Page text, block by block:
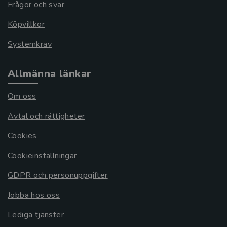
Frågor och svar
Köpvillkor
Systemkrav
Allmänna länkar
Om oss
Avtal och rättigheter
Cookies
Cookieinställningar
GDPR och personuppgifter
Jobba hos oss
Lediga tjänster